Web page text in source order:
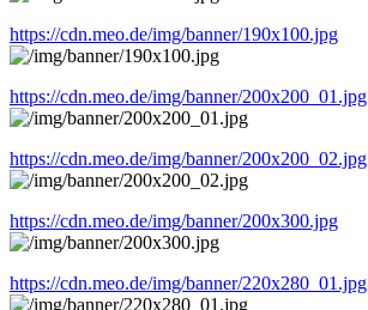
https://cdn.meo.de/img/banner/190x100.jpg
https://cdn.meo.de/img/banner/200x200_01.jpg
https://cdn.meo.de/img/banner/200x200_02.jpg
https://cdn.meo.de/img/banner/200x300.jpg
https://cdn.meo.de/img/banner/220x280_01.jpg